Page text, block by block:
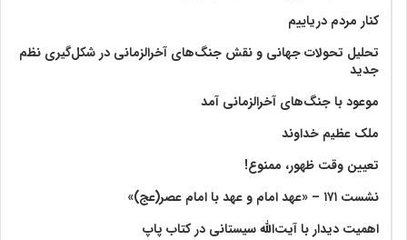
کنار مردم دریاییم
تحلیل تحولات جهانی و نقش جنگ‌های آخرالزمانی در شکل‌گیری نظم
جدید
موعود با جنگ‌های آخرالزمانی آمد
ملک عظیم خداوند
تعیین وقت ظهور، ممنوع!
نشست ۱۷۱ – «عهد امام و عهد با امام عصر(عج)»
اهمیت دیدار با آیت‌الله سیستانی در کتاب پاپ